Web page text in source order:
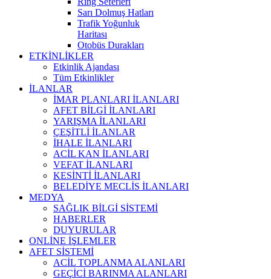
Sarı Dolmuş Hatları
Trafik Yoğunluk
Haritası
Otobüs Durakları
ETKİNLİKLER
Etkinlik Ajandası
Tüm Etkinlikler
İLANLAR
İMAR PLANLARI İLANLARI
AFET BİLGİ İLANLARI
YARIŞMA İLANLARI
ÇEŞİTLİ İLANLAR
İHALE İLANLARI
ACİL KAN İLANLARI
VEFAT İLANLARI
KESİNTİ İLANLARI
BELEDİYE MECLİS İLANLARI
MEDYA
SAĞLIK BİLGİ SİSTEMİ
HABERLER
DUYURULAR
ONLİNE İŞLEMLER
AFET SİSTEMİ
ACİL TOPLANMA ALANLARI
GEÇİCİ BARINMA ALANLARI